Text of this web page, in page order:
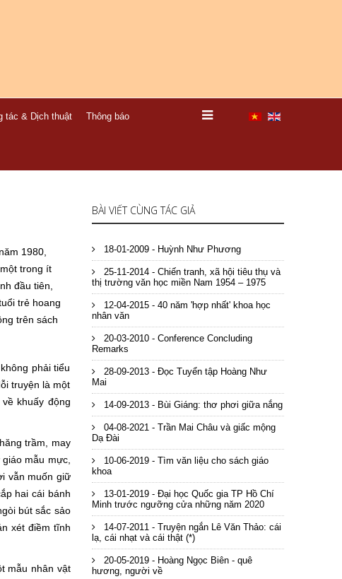
tác & Dịch thuật Thông báo
1980,
trong ít
đầu tiên,
trẻ hoang
trên sách
phải tiểu
truyện là một
khuấy động
trầm, may
mẫu mực,
vẫn muốn giữ
hai cái bánh
bút sắc sảo
xét điềm tĩnh
mẫu nhân vật
BÀI VIẾT CÙNG TÁC GIẢ
18-01-2009 - Huỳnh Như Phương
25-11-2014 - Chiến tranh, xã hội tiêu thụ và
thị trường văn học miền Nam 1954 – 1975
12-04-2015 - 40 năm 'hợp nhất' khoa học
nhân văn
20-03-2010 - Conference Concluding
Remarks
28-09-2013 - Đọc Tuyển tập Hoàng Như
Mai
14-09-2013 - Bùi Giáng: thơ phơi giữa nắng
04-08-2021 - Trần Mai Châu và giấc mộng
Dạ Đài
10-06-2019 - Tìm văn liệu cho sách giáo
khoa
13-01-2019 - Đại học Quốc gia TP Hồ Chí
Minh trước ngưỡng cửa những năm 2020
14-07-2011 - Truyện ngắn Lê Văn Thảo: cái
lạ, cái nhạt và cái thật (*)
20-05-2019 - Hoàng Ngọc Biên - quê
hương, người về